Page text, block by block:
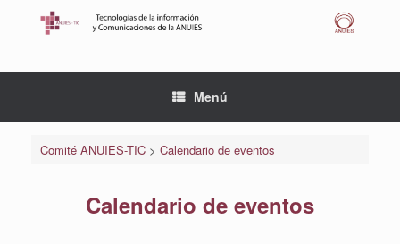
Menú
Comité ANUIES-TIC> Calendario de eventos
Calendario de eventos